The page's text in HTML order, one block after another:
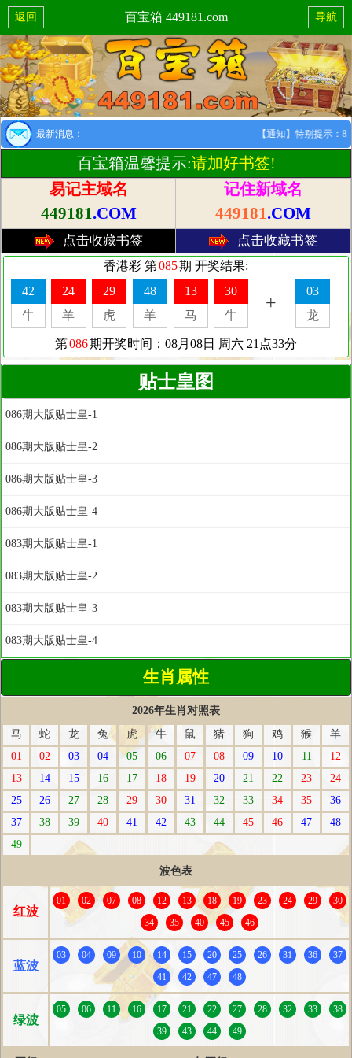
返回 百宝箱 449181.com 导航
最新消息： 【通知】特别提示：8月1
百宝箱温馨提示:请加好书签!
易记主域名
449181.COM
记住新域名
449181.COM
点击收藏书签 点击收藏书签
贴士皇图
086期大版贴士皇-1
086期大版贴士皇-2
086期大版贴士皇-3
086期大版贴士皇-4
083期大版贴士皇-1
083期大版贴士皇-2
083期大版贴士皇-3
083期大版贴士皇-4
生肖属性
2026年生肖对照表
马
蛇 龙 兔 虎 牛 鼠 猪 狗 鸡 猴
羊
01
02 03 04 05 06 07 08 09 10 11
12
13
14 15 16 17 18 19 20 21 22 23
24
25
26 27 28 29 30 31 32 33 34 35
36
37
38 39 40 41 42 43 44 45 46 47
48
49
波色表
红波
01 02 07 08 12 13 18 19 23 24 29
30
34
35 40 45 46
蓝波
03 04 09 10 14 15 20 25 26 31 36
37
41
42 47 48
绿波
05 06 11 16 17 21 22 27 28 32 33
38
39
43 44 49